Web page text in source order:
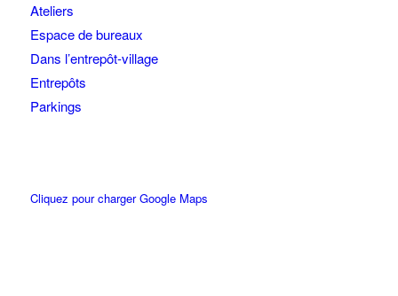
Ateliers
Espace de bureaux
Dans l’entrepôt-village
Entrepôts
Parkings
Cliquez pour charger Google Maps